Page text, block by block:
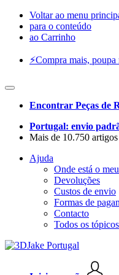
Voltar ao menu
para o conteúdo
ao Carrinho
⚡️Compra mais,
Encontrar Peças de
Portugal: envio
Mais de 10.750 artigos
Ajuda
Onde está o
Devoluções
Custos de envio
Formas de
Contacto
Todos os